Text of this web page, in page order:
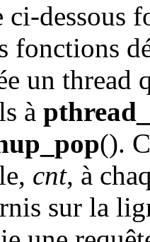
ci-dessous
un thread
à
().
cnt, à
sur la